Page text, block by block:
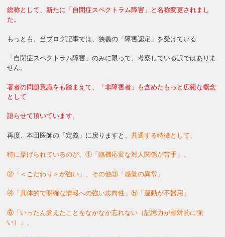
総称として、新たに「自閉症スペクトラム障害」と名称変更されまし
た。
もっとも、当ブログ記事では、狭義の「障害認定」を受けている
「自閉症スペクトラム障害」のみに限って、考察している訳ではありま
せん。
著者の問題意識をも踏まえて、「非障害者」も含めたもっと広範な概念
として
語らせて頂いています。
再度、本田医師の「定義」に戻りますと、共通する特徴として、
特に挙げられているのが、①「臨機応変な対人関係が苦手」、
②「＜こだわり＞が強い」、その他③「感覚の異常」
④「具体的で明確な情報への強い志向性」⑤「運動が不器用」
⑥「いったん覚えたことをなかなか忘れない（記憶力が相対的に強
い）」、